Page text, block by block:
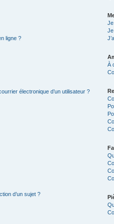
ligne ?
électronique d’un utilisateur ?
d’un sujet ?
À